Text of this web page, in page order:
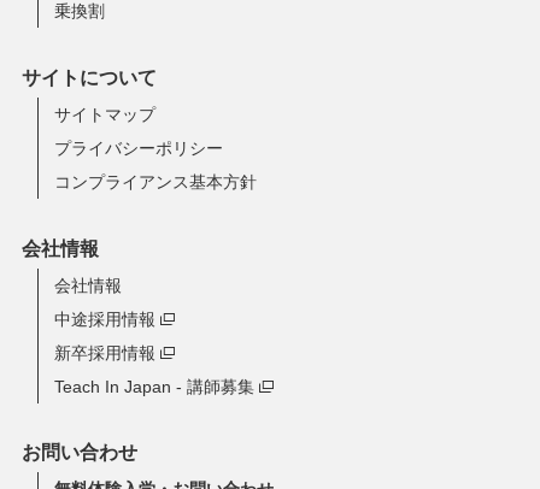
乗換割
サイトについて
サイトマップ
プライバシーポリシー
コンプライアンス基本方針
会社情報
会社情報
中途採用情報
新卒採用情報
Teach In Japan - 講師募集
お問い合わせ